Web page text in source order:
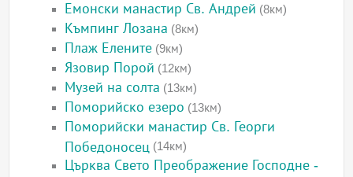
Емонски манастир Св. Андрей (8км)
Къмпинг Лозана (8км)
Плаж Елените (9км)
Язовир Порой (12км)
Музей на солта (13км)
Поморийско езеро (13км)
Поморийски манастир Св. Георги
Победоносец (14км)
Църква Свето Преображение Господне -